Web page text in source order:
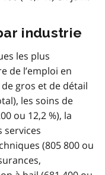
industrie
les plus
de l’emploi en
gros et de détail
les soins de
ou 12,2 %), la
services
(805 800 ou